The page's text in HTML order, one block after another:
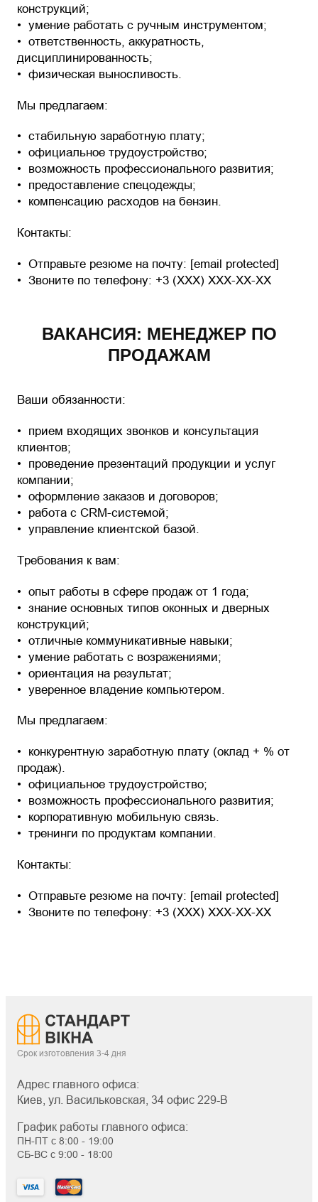
конструкций;
умение работать с ручным инструментом;
ответственность, аккуратность,
дисциплинированность;
физическая выносливость.
Мы предлагаем:
стабильную заработную плату;
официальное трудоустройство;
возможность профессионального развития;
предоставление спецодежды;
компенсацию расходов на бензин.
Контакты:
Отправьте резюме на почту: [email protected]
Звоните по телефону: +3 (XXX) XXX-XX-XX
ВАКАНСИЯ: МЕНЕДЖЕР ПО
ПРОДАЖАМ
Ваши обязанности:
прием входящих звонков и консультация
клиентов;
проведение презентаций продукции и услуг
компании;
оформление заказов и договоров;
работа с CRM-системой;
управление клиентской базой.
Требования к вам:
опыт работы в сфере продаж от 1 года;
знание основных типов оконных и дверных
конструкций;
отличные коммуникативные навыки;
умение работать с возражениями;
ориентация на результат;
уверенное владение компьютером.
Мы предлагаем:
конкурентную заработную плату (оклад + % от
продаж).
официальное трудоустройство;
возможность профессионального развития;
корпоративную мобильную связь.
тренинги по продуктам компании.
Контакты:
Отправьте резюме на почту: [email protected]
Звоните по телефону: +3 (XXX) XXX-XX-XX
Срок изготовления 3-4 дня
Адрес главного офиса:
Киев, ул. Васильковская, 34 офис 229-В
График работы главного офиса:
ПН-ПТ с 8:00 - 19:00
СБ-ВС с 9:00 - 18:00